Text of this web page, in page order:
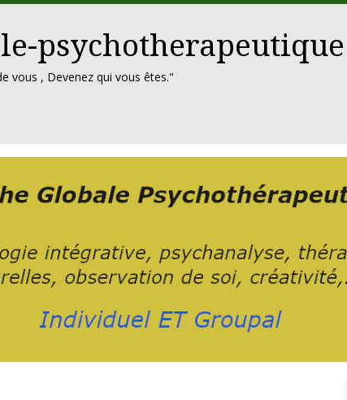
psychotherapeutique
vous , Devenez qui vous êtes."